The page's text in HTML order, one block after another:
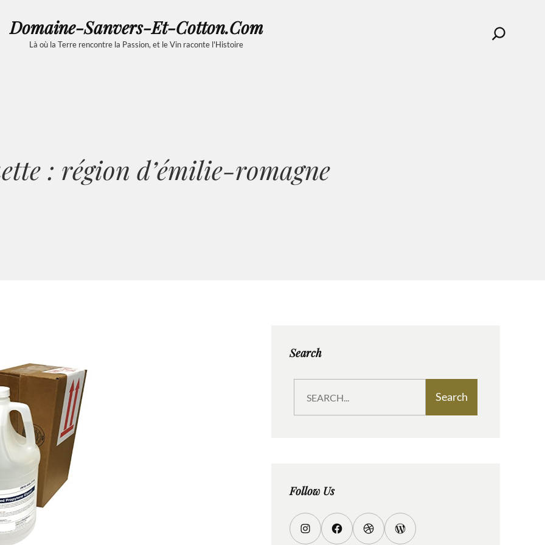
Domaine-Sanvers-Et-Cotton.com
Là où la Terre rencontre la Passion, et le Vin raconte l'Histoire
Search
: région d’émilie-romagne
Search
a
Search
Follow Us
I
F
D
W